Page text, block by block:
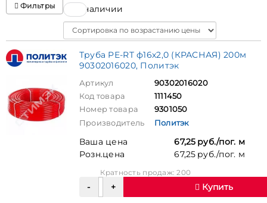
Фильтры В наличии
Sort
Труба PE-RT ф16х2,0 (КРАСНАЯ) 200м
90302016020, Политэк
Артикул
90302016020
Код товара
1111450
Номер товара
9301050
Производитель
Политэк
Ваша цена
67,25 руб./пог. м
Розн.цена
67,25 руб./пог. м
Кратность продаж: 200
Купить